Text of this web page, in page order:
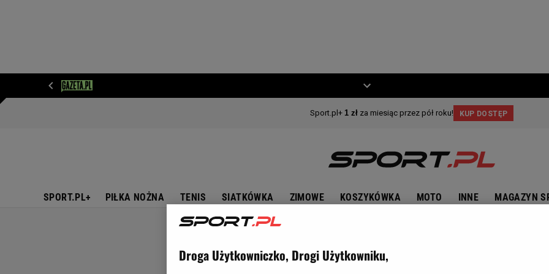
SPORT.PL+ PIŁKA NOŻNA TENIS SIATKÓWKA ZIMOWE KOSZYKÓWKA MOTO INNE MAGAZYN
Droga Użytkowniczko, Drogi Użytkowniku,